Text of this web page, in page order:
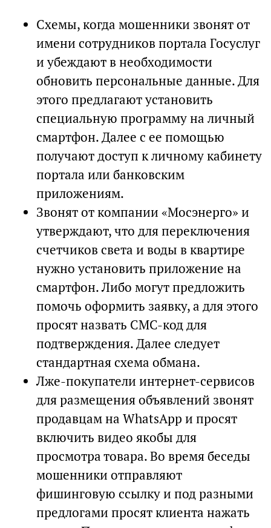
Cхемы, когда мошенники звонят от
имени сотрудников портала Госуслуг
и убеждают в необходимости
обновить персональные данные. Для
этого предлагают установить
специальную программу на личный
смартфон. Далее с ее помощью
получают доступ к личному кабинету
портала или банковским
приложениям.
Звонят от компании «Мосэнерго» и
утверждают, что для переключения
счетчиков света и воды в квартире
нужно установить приложение на
смартфон. Либо могут предложить
помочь оформить заявку, а для этого
просят назвать СМС-код для
подтверждения. Далее следует
стандартная схема обмана.
Лже-покупатели интернет-сервисов
для размещения объявлений звонят
продавцам на WhatsApp и просят
включить видео якобы для
просмотра товара. Во время беседы
мошенники отправляют
фишинговую ссылку и под разными
предлогами просят клиента нажать